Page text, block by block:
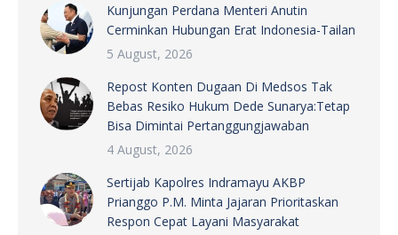
Kunjungan Perdana Menteri Anutin
Cerminkan Hubungan Erat Indonesia-Tailan
5 August, 2026
Repost Konten Dugaan Di Medsos Tak
Bebas Resiko Hukum Dede Sunarya:Tetap
Bisa Dimintai Pertanggungjawaban
4 August, 2026
Sertijab Kapolres Indramayu AKBP
Prianggo P.M. Minta Jajaran Prioritaskan
Respon Cepat Layani Masyarakat